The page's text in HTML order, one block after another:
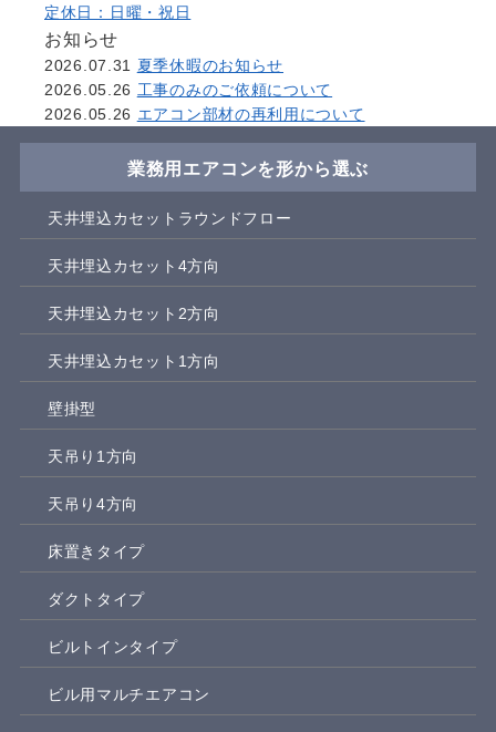
定休日：日曜・祝日
お知らせ
2026.07.31
夏季休暇のお知らせ
2026.05.26 工事のみのご依頼について
2026.05.26 エアコン部材の再利用について
業務用エアコンを形から選ぶ
天井埋込カセットラウンドフロー
天井埋込カセット4方向
天井埋込カセット2方向
天井埋込カセット1方向
壁掛型
天吊り1方向
天吊り4方向
床置きタイプ
ダクトタイプ
ビルトインタイプ
ビル用マルチエアコン